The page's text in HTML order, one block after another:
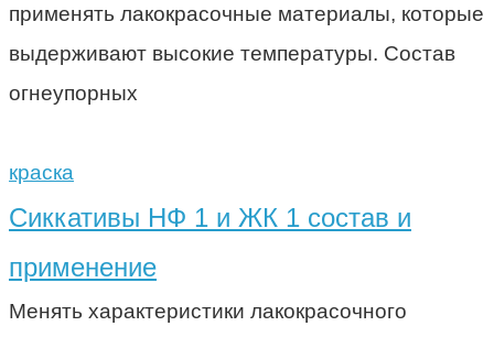
применять лакокрасочные материалы, которые
выдерживают высокие температуры. Состав
огнеупорных
краска
Сиккативы НФ 1 и ЖК 1 состав и
применение
Менять характеристики лакокрасочного